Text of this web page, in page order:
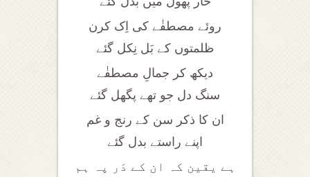
روئے مصطفٰے کی اِک کرن
ظلمتوں کے بَل نِکل گئے
دیکھ کر جمالِ مصطفٰے
سنگ دل جو تھے پگھل گئے
ان کا ذکر سن کے رنج و غم
اپنے راستے بدل گئے
ہے یقین کہ ان کے دَر پہ ہم